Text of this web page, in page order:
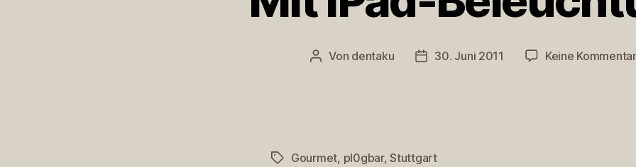
Beitragsautor
Von dentaku Veröffentlichungsdatum
30. Juni 2011 Keine
Schlagwörter
Gourmet, pl0gbar,Stuttgart